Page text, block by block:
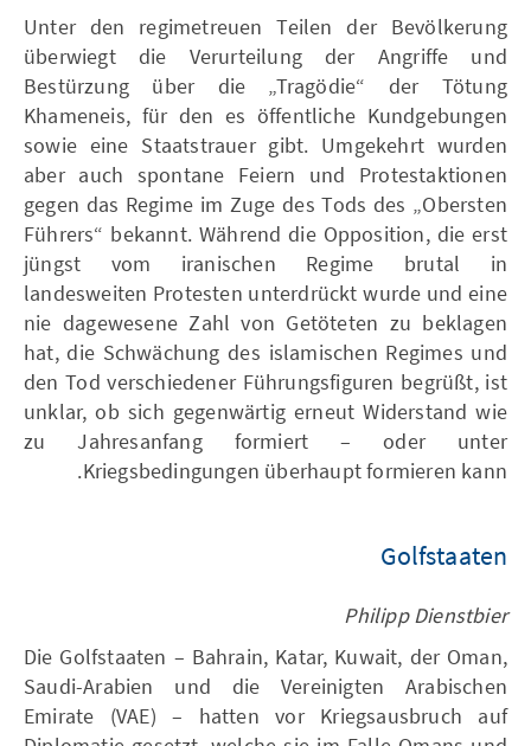
Unter den regimetreuen Teilen der Bevölkerung
überwiegt die Verurteilung der Angriffe und
Bestürzung über die „Tragödie“ der Tötung
Khameneis, für den es öffentliche Kundgebungen
sowie eine Staatstrauer gibt. Umgekehrt wurden
aber auch spontane Feiern und Protestaktionen
gegen das Regime im Zuge des Tods des „Obersten
Führers“ bekannt. Während die Opposition, die erst
jüngst vom iranischen Regime brutal in
landesweiten Protesten unterdrückt wurde und eine
nie dagewesene Zahl von Getöteten zu beklagen
hat, die Schwächung des islamischen Regimes und
den Tod verschiedener Führungsfiguren begrüßt, ist
unklar, ob sich gegenwärtig erneut Widerstand wie
zu Jahresanfang formiert – oder unter
Kriegsbedingungen überhaupt formieren kann.
Golfstaaten
Philipp Dienstbier
Die Golfstaaten – Bahrain, Katar, Kuwait, der Oman,
Saudi-Arabien und die Vereinigten Arabischen
Emirate (VAE) – hatten vor Kriegsausbruch auf